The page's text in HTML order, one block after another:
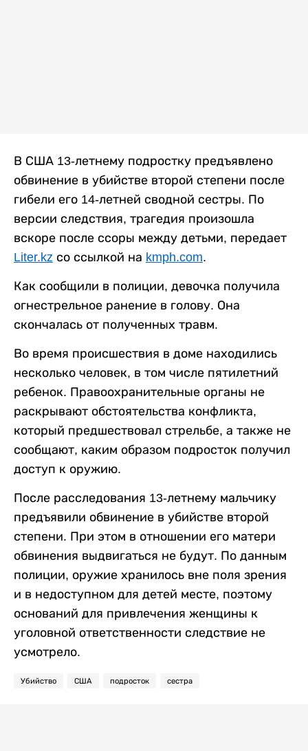
В США 13-летнему подростку предъявлено
обвинение в убийстве второй степени после
гибели его 14-летней сводной сестры. По
версии следствия, трагедия произошла
вскоре после ссоры между детьми, передает
Liter.kz со ссылкой на kmph.com.
Как сообщили в полиции, девочка получила
огнестрельное ранение в голову. Она
скончалась от полученных травм.
Во время происшествия в доме находились
несколько человек, в том числе пятилетний
ребенок. Правоохранительные органы не
раскрывают обстоятельства конфликта,
который предшествовал стрельбе, а также не
сообщают, каким образом подросток получил
доступ к оружию.
После расследования 13-летнему мальчику
предъявили обвинение в убийстве второй
степени. При этом в отношении его матери
обвинения выдвигаться не будут. По данным
полиции, оружие хранилось вне поля зрения
и в недоступном для детей месте, поэтому
оснований для привлечения женщины к
уголовной ответственности следствие не
усмотрело.
Убийство США подросток сестра